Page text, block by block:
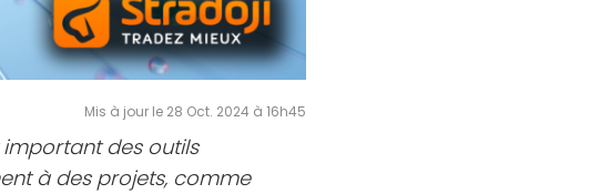
Mis à jour le 28 Oct. 2024 à 16h45
des outils
à des projets, comme